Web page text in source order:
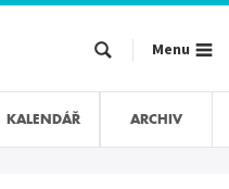
Menu
KALENDÁŘ ARCHIV